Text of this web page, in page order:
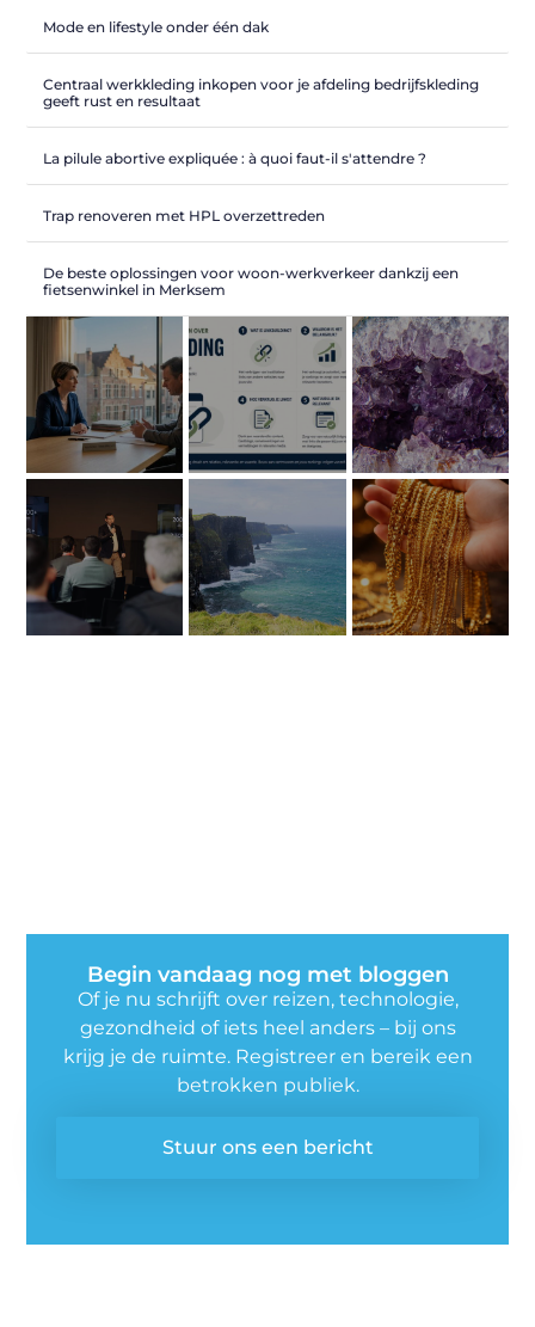
Mode en lifestyle onder één dak
Centraal werkkleding inkopen voor je afdeling bedrijfskleding
geeft rust en resultaat
La pilule abortive expliquée : à quoi faut-il s'attendre ?
Trap renoveren met HPL overzettreden
De beste oplossingen voor woon-werkverkeer dankzij een
fietsenwinkel in Merksem
Begin vandaag nog met bloggen
Of je nu schrijft over reizen, technologie,
gezondheid of iets heel anders – bij ons
krijg je de ruimte. Registreer en bereik een
betrokken publiek.
Stuur ons een bericht